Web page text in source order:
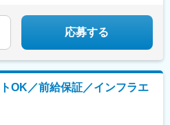
口駅、三本松口駅、電鉄出雲市駅、祇
、五島町駅、熊本駅前駅、鹿児島駅前
美栄橋駅、新宿西口駅、反町駅、羽田空
一番町駅、日吉町駅、三島田町駅、七
井駅(福井県)、大阪難波駅、猿猴橋町
町駅、東新宿駅、高島町駅、県庁前駅
郷駅、北１２条駅、松風町駅、仙台
(富山県)、大阪駅、高速神戸駅、三宮駅
ートも大切にできる働き方！
応募する
OK／前給保証／インフラエ